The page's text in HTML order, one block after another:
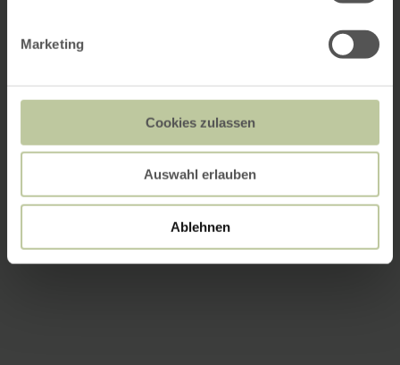
Marketing
Cookies zulassen
Auswahl erlauben
Ablehnen